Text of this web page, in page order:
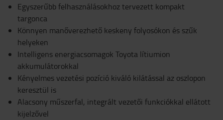
Egyszerűbb felhasználásokhoz tervezett kompakt
targonca
Könnyen manőverezhető keskeny folyosókon és szűk
helyeken
Intelligens energiacsomagok Toyota lítiumion
akkumulátorokkal
Kényelmes vezetési pozíció kiváló kilátással az oszlopon
keresztül is
Alacsony műszerfal, integrált vezetői funkciókkal ellátott
kijelzővel